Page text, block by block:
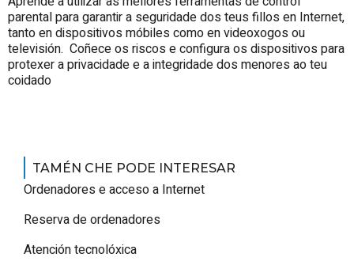
parental para garantir a seguridade dos teus fillos en Internet,
tanto en dispositivos móbiles como en videoxogos ou
televisión. Coñece os riscos e configura os dispositivos para
protexer a privacidade e a integridade dos menores ao teu
coidado
TAMÉN CHE PODE INTERESAR
Ordenadores e acceso a Internet
Reserva de ordenadores
Atención tecnolóxica